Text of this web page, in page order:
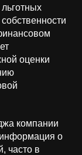
оценки
компании
информация о
часто в